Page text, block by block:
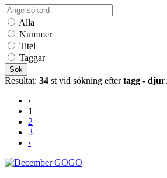
Alla
Nummer
Titel
Taggar
Sök
Resultat: 34 st vid sökning eftertagg - djur.
‹
1
2
3
›